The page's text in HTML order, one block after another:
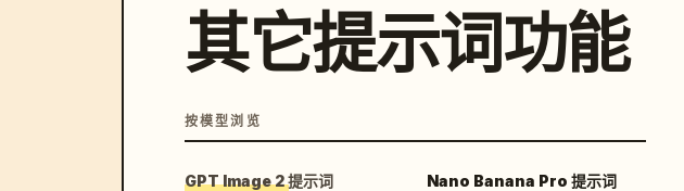
其它提示词功能
按模型浏览
GPT Image 2 提示词 Nano Banana Pro 提示词